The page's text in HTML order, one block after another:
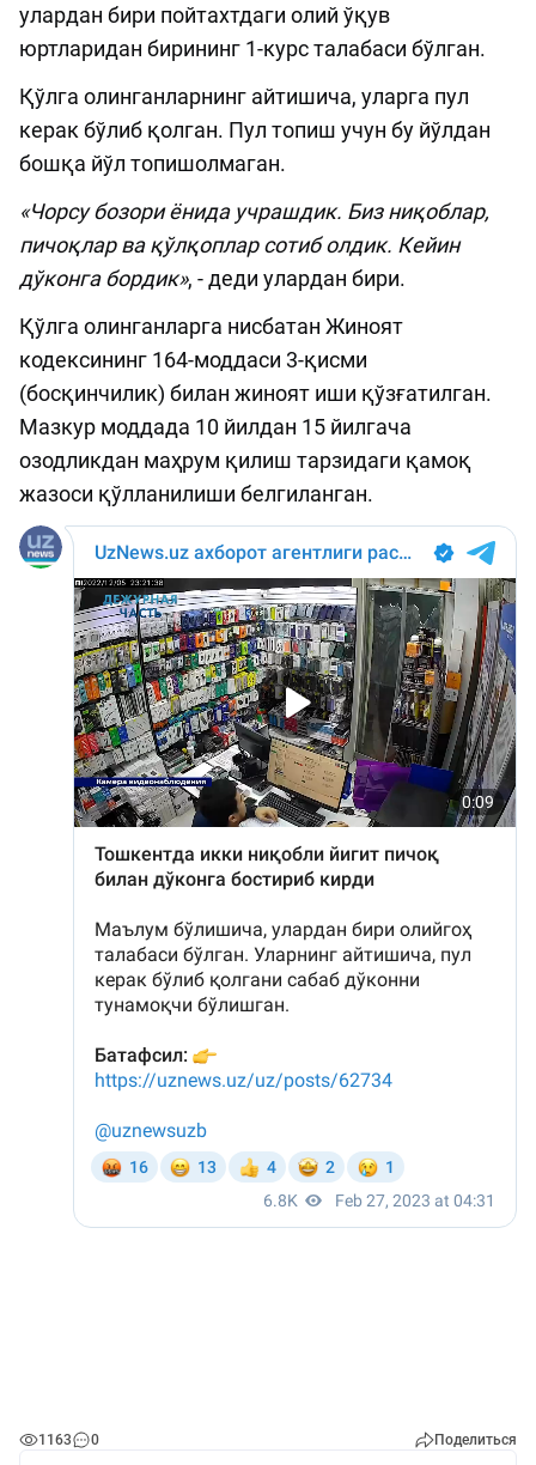
улардан бири пойтахтдаги олий ўқув
юртларидан бирининг 1-курс талабаси бўлган.
Қўлга олинганларнинг айтишича, уларга пул
керак бўлиб қолган. Пул топиш учун бу йўлдан
бошқа йўл топишолмаган.
«Чорсу бозори ёнида учрашдик. Биз ниқоблар,
пичоқлар ва қўлқоплар сотиб олдик. Кейин
дўконга бордик», - деди улардан бири.
Қўлга олинганларга нисбатан Жиноят
кодексининг 164-моддаси 3-қисми
(босқинчилик) билан жиноят иши қўзғатилган.
Мазкур моддада 10 йилдан 15 йилгача
озодликдан маҳрум қилиш тарзидаги қамоқ
жазоси қўлланилиши белгиланган.
1163 0 Поделиться